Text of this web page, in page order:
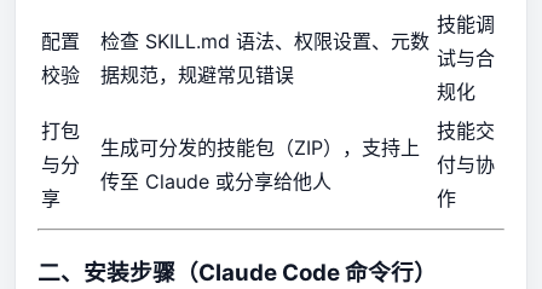
配置
校验
检查 SKILL.md 语法、权限设置、元数
据规范，规避常见错误
技能调
试与合
规化
打包
与分
享
生成可分发的技能包（ZIP），支持上
传至 Claude 或分享给他人
技能交
付与协
作
二、安装步骤（Claude Code 命令行）